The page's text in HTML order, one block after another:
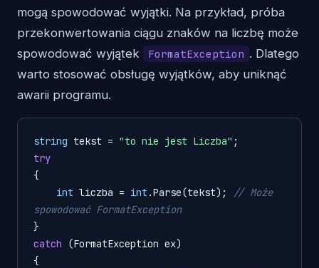
mogą spowodować wyjątki. Na przykład, próba
przekonwertowania ciągu znaków na liczbę może
spowodować wyjątek
FormatException . Dlatego
warto stosować obsługę wyjątków, aby uniknąć
awarii programu.
string tekst = "to nie jest Liczba"
try
{
int liczba = int .Parse(tekst);
// Może
spowodować FormatException
catch (FormatException ex)
{